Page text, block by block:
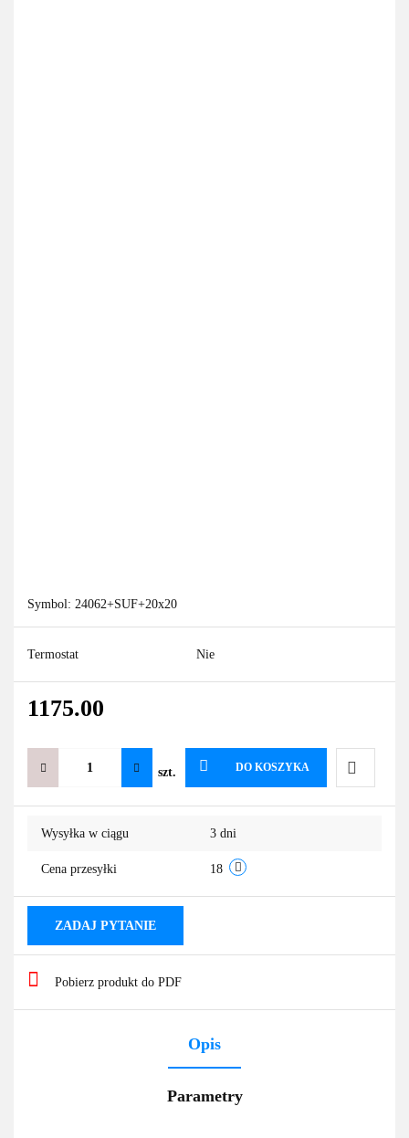
Symbol: 24062+SUF+20x20
Termostat Nie
1175.00
szt. DO KOSZYKA
Do
Wysyłka w ciągu 3 dni
Cena przesyłki 18
ZADAJ PYTANIE
Pobierz produkt do PDF
Opis
Parametry